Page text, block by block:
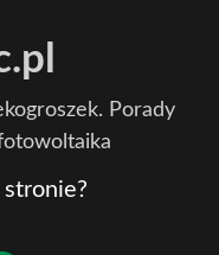
Porady
stronie?